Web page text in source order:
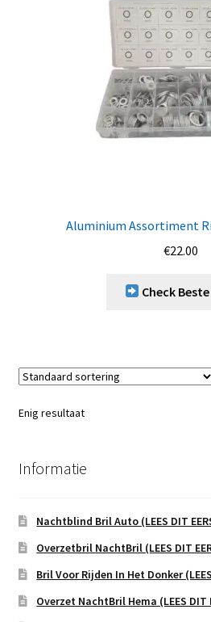
Aluminium Assortiment
€22.00
Check
Enig resultaat
Informatie
Nachtblind Bril Auto (LEES DIT
Overzetbril NachtBril (LEES DIT
Bril Voor Rijden In Het Donker
Overzet NachtBril Hema (LEES DIT